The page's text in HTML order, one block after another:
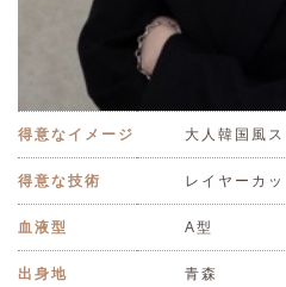
得意なイメージ 大人韓国風
得意な技術 レイヤーカ
血液型 A型
出身地 青森